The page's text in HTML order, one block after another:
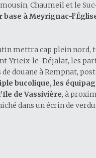
Chaumeil et le
base à Meyrignac-
mettra cap plein nord,
Yrieix-le-Déjalat, les
douane à Rempnat,
bucolique, les
de Vassivière, à
dans un écrin de